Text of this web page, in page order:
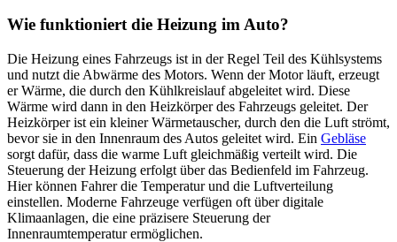
Wie funktioniert die Heizung im Auto?
Die Heizung eines Fahrzeugs ist in der Regel Teil des Kühlsystems
und nutzt die Abwärme des Motors. Wenn der Motor läuft, erzeugt
er Wärme, die durch den Kühlkreislauf abgeleitet wird. Diese
Wärme wird dann in den Heizkörper des Fahrzeugs geleitet. Der
Heizkörper ist ein kleiner Wärmetauscher, durch den die Luft strömt,
bevor sie in den Innenraum des Autos geleitet wird. Ein Gebläse
sorgt dafür, dass die warme Luft gleichmäßig verteilt wird. Die
Steuerung der Heizung erfolgt über das Bedienfeld im Fahrzeug.
Hier können Fahrer die Temperatur und die Luftverteilung
einstellen. Moderne Fahrzeuge verfügen oft über digitale
Klimaanlagen, die eine präzisere Steuerung der
Innenraumtemperatur ermöglichen.